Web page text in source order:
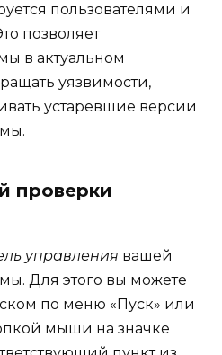
пользователями и
позволяет
в актуальном
уязвимости,
устаревшие версии
проверки
управления вашей
Для этого вы можете
по меню «Пуск» или
мыши на значке